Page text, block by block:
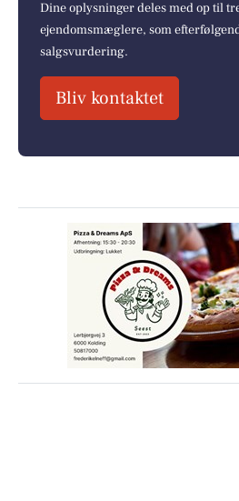
Dine oplysninger deles med op til
ejendomsmæglere, som
salgsvurdering.
Bliv kontaktet